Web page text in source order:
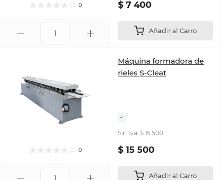
0 $ 7 400
Añadir al Carro
0
Máquina formadora de
rieles S-Cleat
Sin Iva: $ 15 500
$ 15 500
Añadir al Carro